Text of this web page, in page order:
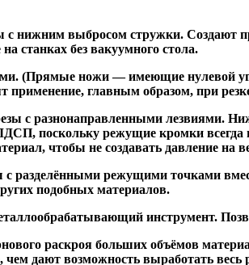
нижним выбросом стружки. Создают
станках без вакуумного стола.
(Прямые ножи — имеющие нулевой
применение, главным образом, при
с разнонаправленными лезвиями.
ЛДСП, поскольку режущие кромки
чтобы не создавать давление на
разделёнными режущими точками
подобных материалов.
инструмент.
раскроя больших объёмов
дают возможность выработать весь